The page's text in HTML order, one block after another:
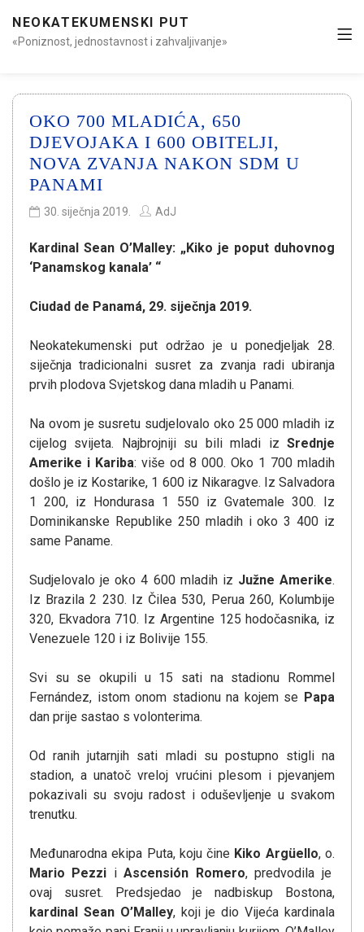
NEOKATEKUMENSKI PUT
«Poniznost, jednostavnost i zahvaljivanje»
OKO 700 MLADIĆA, 650
DJEVOJAKA I 600 OBITELJI,
NOVA ZVANJA NAKON SDM U
PANAMI
30. siječnja 2019. AdJ
Kardinal Sean O’Malley: „Kiko je poput duhovnog
‘Panamskog kanala’ “
Ciudad de Panamá, 29. siječnja 2019.
Neokatekumenski put održao je u ponedjeljak 28.
siječnja tradicionalni susret za zvanja radi ubiranja
prvih plodova Svjetskog dana mladih u Panami.
Na ovom je susretu sudjelovalo oko 25 000 mladih iz
cijelog svijeta. Najbrojniji su bili mladi iz Srednje
Amerike i Kariba: više od 8 000. Oko 1 700 mladih
došlo je iz Kostarike, 1 600 iz Nikaragve. Iz Salvadora
1 200, iz Hondurasa 1 550 iz Gvatemale 300. Iz
Dominikanske Republike 250 mladih i oko 3 400 iz
same Paname.
Sudjelovalo je oko 4 600 mladih iz Južne Amerike.
Iz Brazila 2 230. Iz Čilea 530, Perua 260, Kolumbije
320, Ekvadora 710. Iz Argentine 125 hodočasnika, iz
Venezuele 120 i iz Bolivije 155.
Svi su se okupili u 15 sati na stadionu Rommel
Fernández, istom onom stadionu na kojem se Papa
dan prije sastao s volonterima.
Od ranih jutarnjih sati mladi su postupno stigli na
stadion, a unatoč vreloj vrućini plesom i pjevanjem
pokazivali su svoju radost i oduševljenje u svakom
trenutku.
Međunarodna ekipa Puta, koju čine Kiko Argüello, o.
Mario Pezzi iAscensión Romero, predvodila je
ovaj susret. Predsjedao je nadbiskup Bostona,
kardinal Sean O’Malley, koji je dio Vijeća kardinala